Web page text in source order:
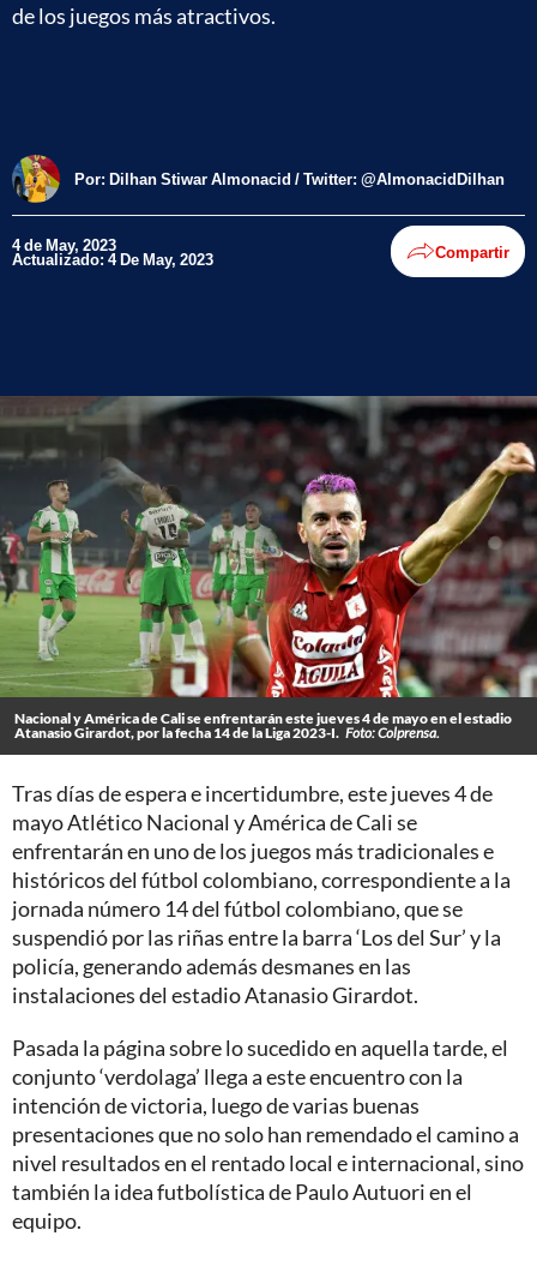
de los juegos más atractivos.
Por: Dilhan Stiwar Almonacid / Twitter: @AlmonacidDilhan
4 de May, 2023
Actualizado: 4 De May, 2023 Compartir
Nacional y América de Cali se enfrentarán este jueves 4 de mayo en el estadio
Atanasio Girardot, por la fecha 14 de la Liga 2023-I. Foto: Colprensa.
Tras días de espera e incertidumbre, este jueves 4 de
mayo Atlético Nacional y América de Cali se
enfrentarán en uno de los juegos más tradicionales e
históricos del fútbol colombiano, correspondiente a la
jornada número 14 del fútbol colombiano, que se
suspendió por las riñas entre la barra ‘Los del Sur’ y la
policía, generando además desmanes en las
instalaciones del estadio Atanasio Girardot.
Pasada la página sobre lo sucedido en aquella tarde, el
conjunto ‘verdolaga’ llega a este encuentro con la
intención de victoria, luego de varias buenas
presentaciones que no solo han remendado el camino a
nivel resultados en el rentado local e internacional, sino
también la idea futbolística de Paulo Autuori en el
equipo.